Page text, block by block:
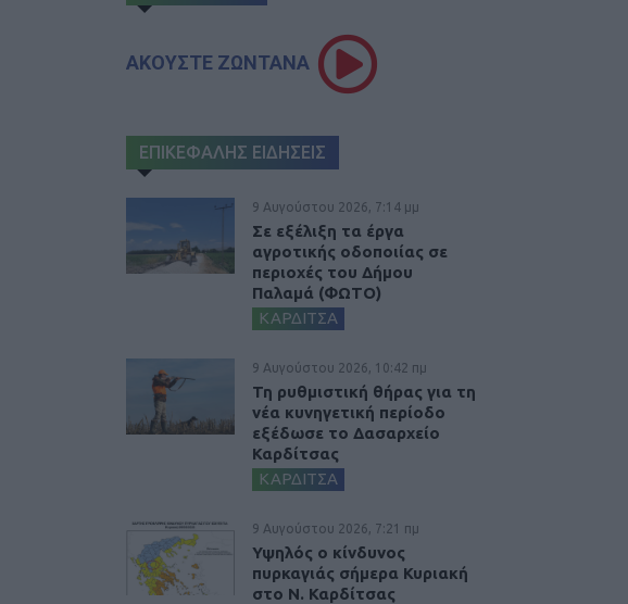
ΑΚΟΥΣΤΕ ΖΩΝΤΑΝΑ
ΕΠΙΚΕΦΑΛΗΣ ΕΙΔΗΣΕΙΣ
9 Αυγούστου 2026, 7:14 μμ
Σε εξέλιξη τα έργα
αγροτικής οδοποιίας σε
περιοχές του Δήμου
Παλαμά (ΦΩΤΟ)
ΚΑΡΔΙΤΣΑ
9 Αυγούστου 2026, 10:42 πμ
Τη ρυθμιστική θήρας για τη
νέα κυνηγετική περίοδο
εξέδωσε το Δασαρχείο
Καρδίτσας
ΚΑΡΔΙΤΣΑ
9 Αυγούστου 2026, 7:21 πμ
Υψηλός ο κίνδυνος
πυρκαγιάς σήμερα Κυριακή
στο Ν. Καρδίτσας